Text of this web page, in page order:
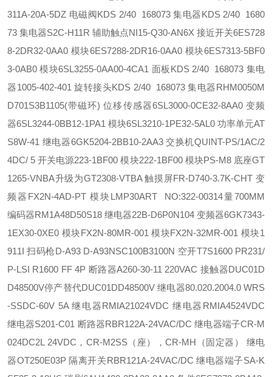
311A-20A-5DZ 电磁阀KDS 2/40 168073 集电器KDS 2/40 1680
73 集电器S2C-H11R 辅助触点NI15-Q30-AN6X 接近开关6ES728
8-2DR32-0AA0 模块6ES7288-2DR16-0AA0 模块6ES7313-5BF0
3-0AB0 模块6SL3255-0AA00-4CA1 面板 KDS 2/40 168073 集电
器1005-402-401 旋转接头KDS 2/40 168073 集电器RHM0050M
D701S3B1105(带磁环) 位移传感器6SL3000-0CE32-8AA0 变频
器6SL3244-0BB12-1PA1 模块6SL3210-1PE32-5AL0 功率单元AT
S8W-41 继电器6GK5204-2BB10-2AA3 交换机QUINT-PS/1AC/2
4DC/ 5 开关电源223-1BF00 模块222-1BF00 模块PS-M8 底座GT
1265-VNBA升级为GT2308-VTBA 触摸屏FR-D740-3.7K-CHT 变
频器 FX2N-4AD-PT 模块LMP30ART NO:322-00314量700MM
编码器RM1A48D50S18 继电器22B-D6P0N104 变频器6GK7343-
1EX30-0XE0 模块FX2N-80MR-001 模块FX2N-32MR-001 模块1
911I 扫码枪D-A93 D-A93NSC100B3100N 空开T7S1600 PR231/
P-LSI R1600 FF 4P 断路器A260-30-11 220VAC 接触器DUC01D
D48500V停产替代DUC01DD48500V 继电器80.020.2004.0 WRS
-SSDC-60V 5A 继电器RMIA21024VDC 继电器 RMIA4524VDC
继电器S201-C01 断路器RBR122A-24VAC/DC 继电器端子CR-M
024DC2L 24VDC，CR-M2SS（座），CR-MH（固定器） 继电
器OT250E03P 隔离开关RBR121A-24VAC/DC 继电器端子SA-K